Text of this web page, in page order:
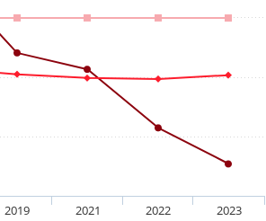
2019 2021 2022 2023